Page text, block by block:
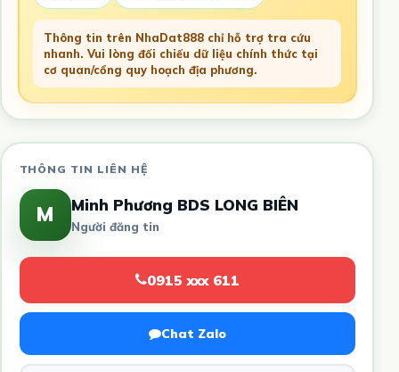
Thông tin trên NhaDat888 chỉ hỗ trợ tra cứu
nhanh. Vui lòng đối chiếu dữ liệu chính thức tại
cơ quan/cổng quy hoạch địa phương.
THÔNG TIN LIÊN HỆ
M Minh Phương BDS LONG BIÊN
Người đăng tin
0915 xxx 611
Chat Zalo